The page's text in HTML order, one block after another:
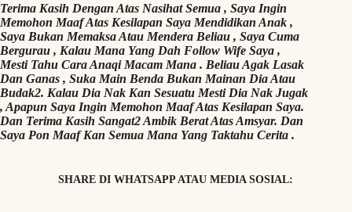
Terima Kasih Dengan Atas Nasihat Semua , Saya Ingin
Memohon Maaf Atas Kesilapan Saya Mendidikan Anak ,
Saya Bukan Memaksa Atau Mendera Beliau , Saya Cuma
Bergurau , Kalau Mana Yang Dah Follow Wife Saya ,
Mesti Tahu Cara Anaqi Macam Mana . Beliau Agak Lasak
Dan Ganas , Suka Main Benda Bukan Mainan Dia Atau
Budak2. Kalau Dia Nak Kan Sesuatu Mesti Dia Nak Jugak
, Apapun Saya Ingin Memohon Maaf Atas Kesilapan Saya.
Dan Terima Kasih Sangat2 Ambik Berat Atas Amsyar. Dan
Saya Pon Maaf Kan Semua Mana Yang Taktahu Cerita .
SHARE DI WHATSAPP ATAU MEDIA SOSIAL: